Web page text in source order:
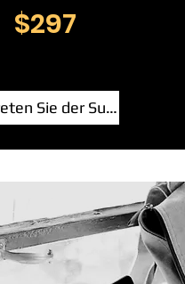
$297
Treten Sie der Suite bei